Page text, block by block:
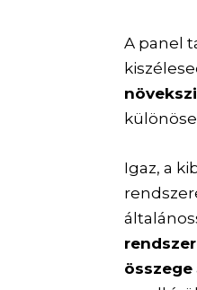
A panel
Igaz, a
összege